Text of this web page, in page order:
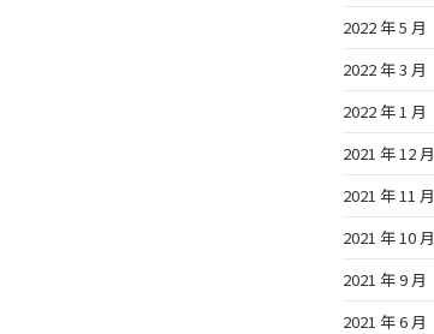
2022 年 5 月
2022 年 3 月
2022 年 1 月
2021 年 12 月
2021 年 11 月
2021 年 10 月
2021 年 9 月
2021 年 6 月